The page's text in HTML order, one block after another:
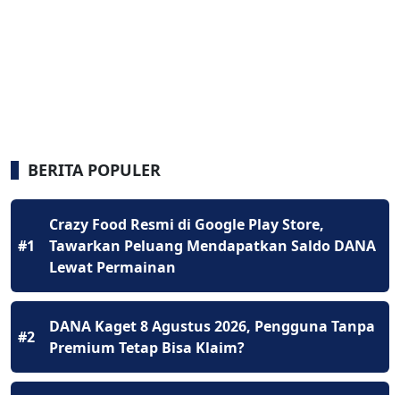
BERITA POPULER
#1
Crazy Food Resmi di Google Play Store,
Tawarkan Peluang Mendapatkan Saldo DANA
Lewat Permainan
#2
DANA Kaget 8 Agustus 2026, Pengguna Tanpa
Premium Tetap Bisa Klaim?